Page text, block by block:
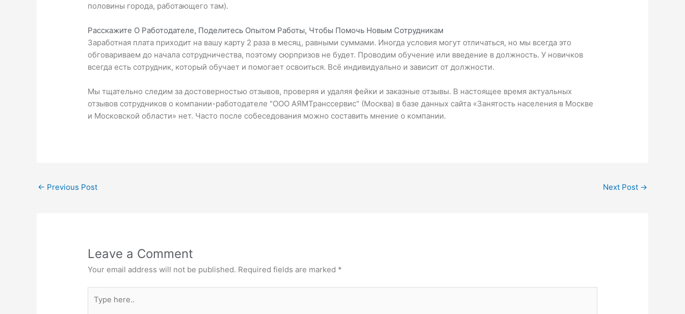
половины города, работающего там).
Расскажите О Работодателе, Поделитесь Опытом Работы, Чтобы Помочь Новым Сотрудникам
Заработная плата приходит на вашу карту 2 раза в месяц, равными суммами. Иногда условия могут отличаться, но мы всегда это
обговариваем до начала сотрудничества, поэтому сюрпризов не будет. Проводим обучение или введение в должность. У новичков
всегда есть сотрудник, который обучает и помогает освоиться. Всё индивидуально и зависит от должности.
Мы тщательно следим за достоверностью отзывов, проверяя и удаляя фейки и заказные отзывы. В настоящее время актуальных
отзывов сотрудников о компании-работодателе "ООО АЯМТранссервис" (Москва) в базе данных сайта «Занятость населения в Москве
и Московской области» нет. Часто после собеседования можно составить мнение о компании.
← Previous Post Next Post →
Leave a Comment
Your email address will not be published. Required fields are marked *
here..